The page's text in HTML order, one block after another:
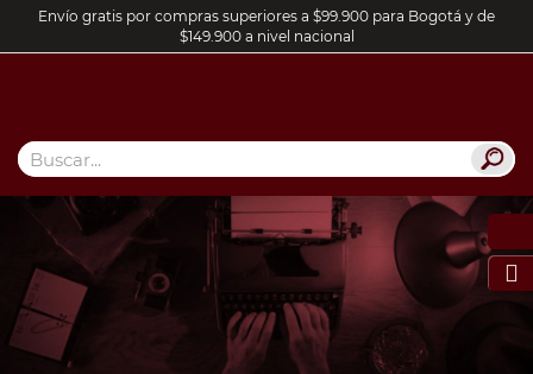
Envío gratis por compras superiores a $99.900 para Bogotá y de
$149.900 a nivel nacional
